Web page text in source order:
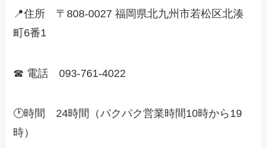
📍住所 〒808-0027 福岡県北九州市若松区北湊
町6番1
☎ 電話 093-761-4022
🕐時間 24時間（パクパク営業時間10時から19
時）